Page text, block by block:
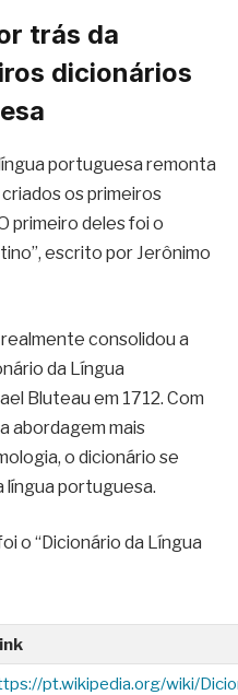
trás da
dicionários
portuguesa remonta
os primeiros
primeiro deles foi o
escrito por Jerônimo
consolidou a
da Língua
Bluteau em 1712. Com
abordagem mais
o dicionário se
língua portuguesa.
o “Dicionário da Língua
pt.wikipedia.org/wiki/